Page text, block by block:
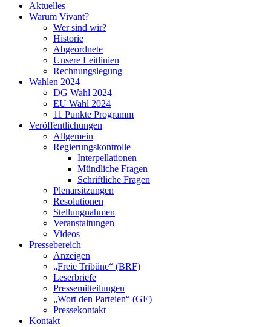
Aktuelles
Warum Vivant?
Wer sind wir?
Historie
Abgeordnete
Unsere Leitlinien
Rechnungslegung
Wahlen 2024
DG Wahl 2024
EU Wahl 2024
11 Punkte Programm
Veröffentlichungen
Allgemein
Regierungskontrolle
Interpellationen
Mündliche Fragen
Schriftliche Fragen
Plenarsitzungen
Resolutionen
Stellungnahmen
Veranstaltungen
Videos
Pressebereich
Anzeigen
„Freie Tribüne“ (BRF)
Leserbriefe
Pressemitteilungen
„Wort den Parteien“ (GE)
Pressekontakt
Kontakt